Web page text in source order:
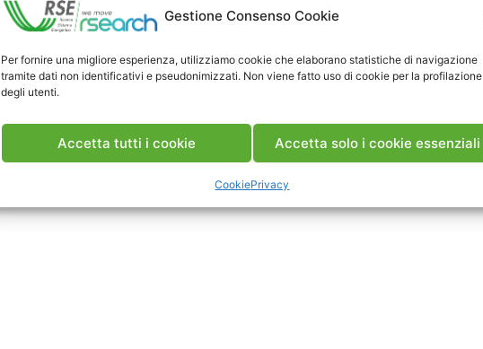
Gestione Consenso Cookie
Per fornire una migliore esperienza, utilizziamo cookie che elaborano statistiche di navigazione
tramite dati non identificativi e pseudonimizzati. Non viene fatto uso di cookie per la profilazione
degli utenti.
Accetta tutti i cookie Accetta solo i cookie essenziali
CookiePrivacy